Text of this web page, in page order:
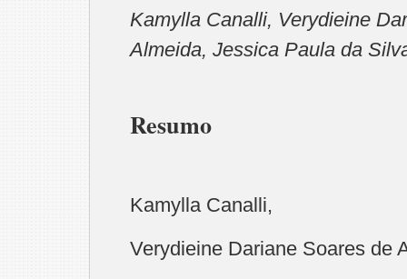
Kamylla Canalli, Verydieine
Almeida, Jessica Paula da
Resumo
Kamylla Canalli,
Verydieine Dariane Soares de